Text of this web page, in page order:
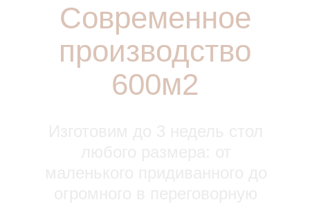
Современное
производство
600м2